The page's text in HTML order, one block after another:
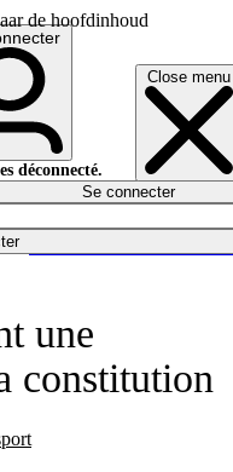
de hoofdinhoud
Close menu
déconnecté.
Se connecter
une
constitution